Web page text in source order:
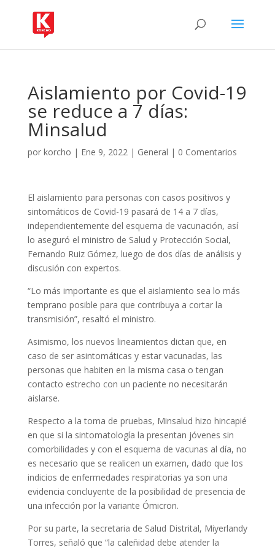
Aislamiento por Covid-19
se reduce a 7 días:
Minsalud
por korcho | Ene 9, 2022| General | 0 Comentarios
El aislamiento para personas con casos positivos y
sintomáticos de Covid-19 pasará de 14 a 7 días,
independientemente del esquema de vacunación, así
lo aseguró el ministro de Salud y Protección Social,
Fernando Ruiz Gómez, luego de dos días de análisis y
discusión con expertos.
“Lo más importante es que el aislamiento sea lo más
temprano posible para que contribuya a cortar la
transmisión”, resaltó el ministro.
Asimismo, los nuevos lineamientos dictan que, en
caso de ser asintomáticas y estar vacunadas, las
personas que habiten en la misma casa o tengan
contacto estrecho con un paciente no necesitarán
aislarse.
Respecto a la toma de pruebas, Minsalud hizo hincapié
en que si la sintomatología la presentan jóvenes sin
comorbilidades y con el esquema de vacunas al día, no
es necesario que se realicen un examen, dado que los
indicios de enfermedades respiratorias ya son una
evidencia concluyente de la posibilidad de presencia de
una infección por la variante Ómicron.
Por su parte, la secretaria de Salud Distrital, Miyerlandy
Torres, señaló que “la caleñidad debe atender la